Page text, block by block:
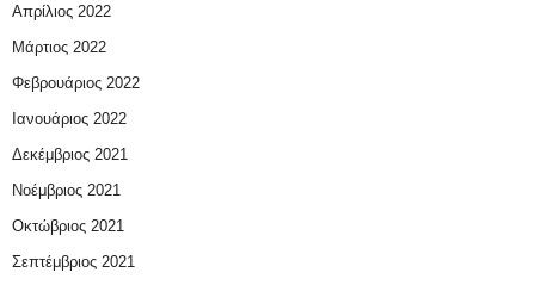
Απρίλιος 2022
Μάρτιος 2022
Φεβρουάριος 2022
Ιανουάριος 2022
Δεκέμβριος 2021
Νοέμβριος 2021
Οκτώβριος 2021
Σεπτέμβριος 2021